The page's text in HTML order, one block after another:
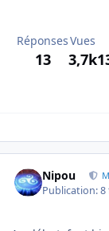
Réponses
13
Vues
3,7k
Nipou
Publication:8